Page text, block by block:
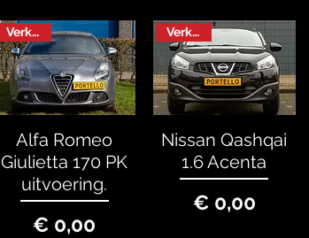
Verkocht
Alfa Romeo
Giulietta 170 PK
uitvoering.
Prijs
€ 0,00
Verkocht
Nissan Qashqai
1.6 Acenta
Prijs
€ 0,00